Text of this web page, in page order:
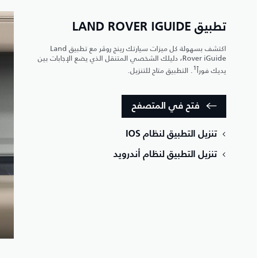
تطبيق LAND ROVER IGUIDE
اكتشف بسهولة كل ميزات سيارتك رينج روڤر مع تطبيق Land
Rover iGuide، دليلك الشخصي المتنقل الذي يضع الإجابات بين
يديك فوراً1. التطبيق متاح للتنزيل.
فتح في المتصفح
تنزيل التطبيق لنظام IOS
تنزيل التطبيق لنظام أندرويد